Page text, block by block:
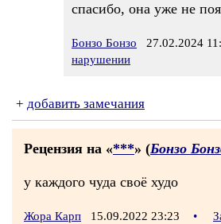
спасибо, она уже не
Бонзо Бонзо 27.02.2024
нарушении
+ добавить замечания
Рецензия на «***» (Бонзо
у каждого чуда своё худо
Жора Карп 15.09.2022 23:23 •